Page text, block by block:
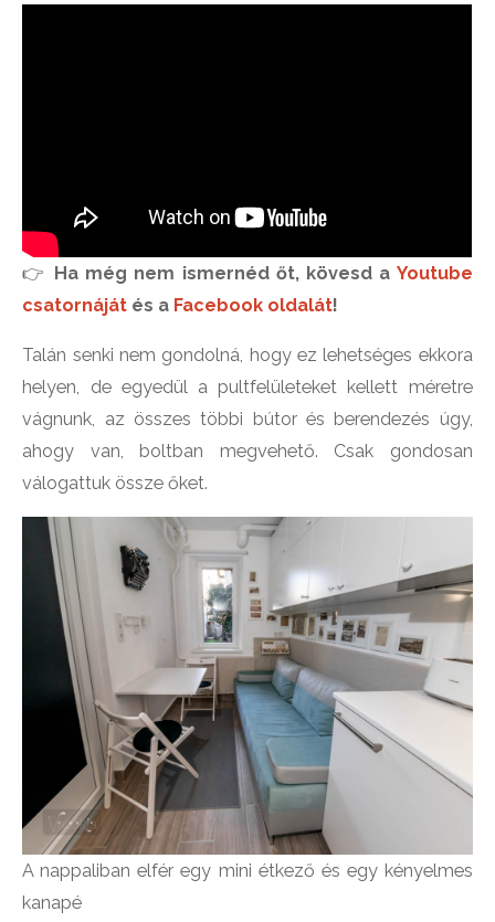
👉 Ha még nem ismernéd őt, kövesd a Youtube
csatornáját és a Facebook oldalát!
Talán senki nem gondolná, hogy ez lehetséges ekkora
helyen, de egyedül a pultfelületeket kellett méretre
vágnunk, az összes többi bútor és berendezés úgy,
ahogy van, boltban megvehető. Csak gondosan
válogattuk össze őket.
A nappaliban elfér egy mini étkező és egy kényelmes
kanapé